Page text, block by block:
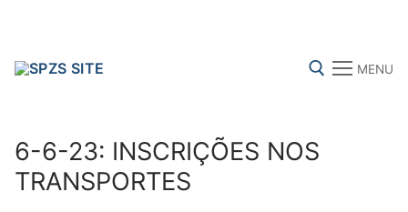
Search for:
MENU
6-6-23: INSCRIÇÕES NOS
TRANSPORTES